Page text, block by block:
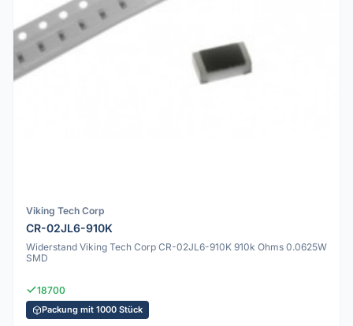
Viking Tech Corp
CR-02JL6-910K
Widerstand Viking Tech Corp CR-02JL6-910K 910k Ohms 0.0625W
SMD
18700
Packung mit 1000 Stück